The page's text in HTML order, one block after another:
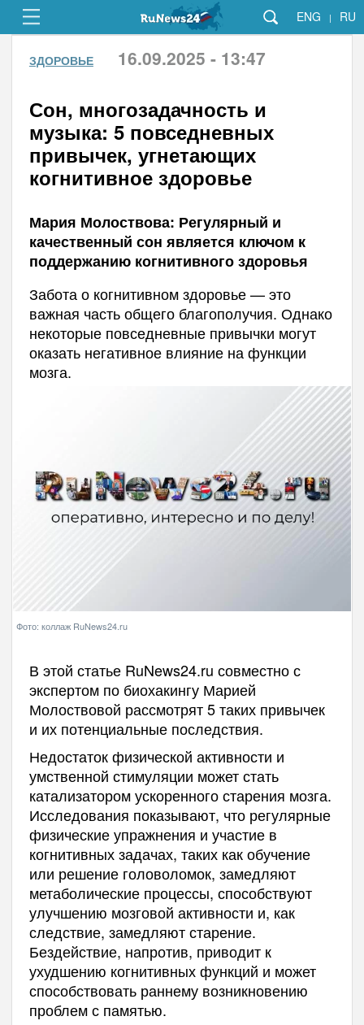
ENG | RU
ЗДОРОВЬЕ 16.09.2025 - 13:47
Сон, многозадачность и
музыка: 5 повседневных
привычек, угнетающих
когнитивное здоровье
Мария Молоствова: Регулярный и
качественный сон является ключом к
поддержанию когнитивного здоровья
Забота о когнитивном здоровье — это
важная часть общего благополучия. Однако
некоторые повседневные привычки могут
оказать негативное влияние на функции
мозга.
Фото: коллаж RuNews24.ru
В этой статье RuNews24.ru совместно с
экспертом по биохакингу Марией
Молоствовой рассмотрят 5 таких привычек
и их потенциальные последствия.
Недостаток физической активности и
умственной стимуляции может стать
катализатором ускоренного старения мозга.
Исследования показывают, что регулярные
физические упражнения и участие в
когнитивных задачах, таких как обучение
или решение головоломок, замедляют
метаболические процессы, способствуют
улучшению мозговой активности и, как
следствие, замедляют старение.
Бездействие, напротив, приводит к
ухудшению когнитивных функций и может
способствовать раннему возникновению
проблем с памятью.